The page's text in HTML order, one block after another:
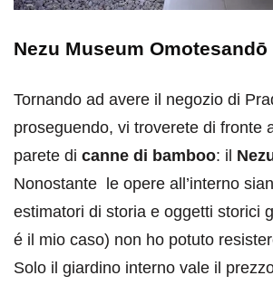
Nezu Museum Omotesandō
Tornando ad avere il negozio di
proseguendo, vi troverete di fronte
parete di canne di bamboo: il
Nonostante le opere all’interno
estimatori di storia e oggetti storici
é il mio caso) non ho potuto
Solo il giardino interno vale il